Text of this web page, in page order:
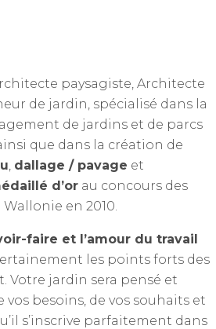
paysagiste, Architecte
de jardin, spécialisé dans la
de jardins et de parcs
que dans la création de
, dallage / pavage et
d’or au concours des
en 2010.
faire et l’amour du travail
les points forts des
Votre jardin sera pensé et
vos besoins, de vos souhaits et
s’inscrive parfaitement dans